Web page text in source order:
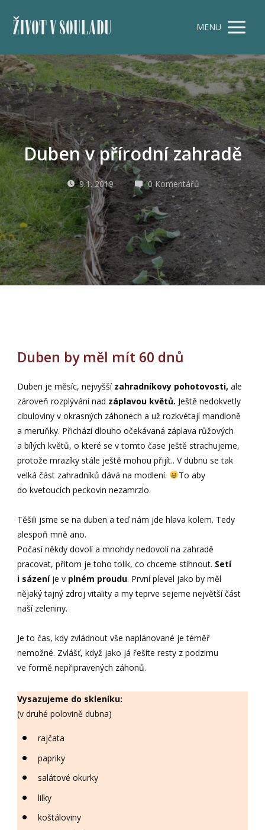
ŽIVOT V SOULADU MENU
Duben v přírodní zahradě
9.1. 2019 0 Komentářů
Duben by měl mít 60 dnů
Duben je měsíc, nejvyšší zahradníkovy pohotovosti,ale
zároveň rozplývání nad záplavou květů. Ještě nedokvetly
cibuloviny v okrasných záhonech a už rozkvétají mandloně
a meruňky. Přichází dlouho očekávaná záplava růžových
a bílých květů, o které se v tomto čase ještě strachujeme,
protože mrazíky stále ještě mohou přijít.. V dubnu se tak
velká část zahradníků dává na modlení.
To aby
do kvetoucích peckovin nezamrzlo.
Těšili jsme se na duben a teď nám jde hlava kolem. Tedy
alespoň mně ano.
Počasí někdy dovolí a mnohdy nedovolí na zahradě
pracovat, přitom je toho tolik, co chceme stihnout. Setí
i sázeníje v plném proudu. První plevel jako by měl
nějaký tajný zdroj vitality a my teprve sejeme největší část
naší zeleniny.
Je to čas, kdy zvládnout vše naplánované je téměř
nemožné. Zvlášť, když jako já řešíte resty z podzimu
ve formě nepřipravených záhonů.
Vysazujeme do skleníku:
(v druhé polovině dubna)
rajčata
papriky
salátové okurky
lilky
koštáloviny